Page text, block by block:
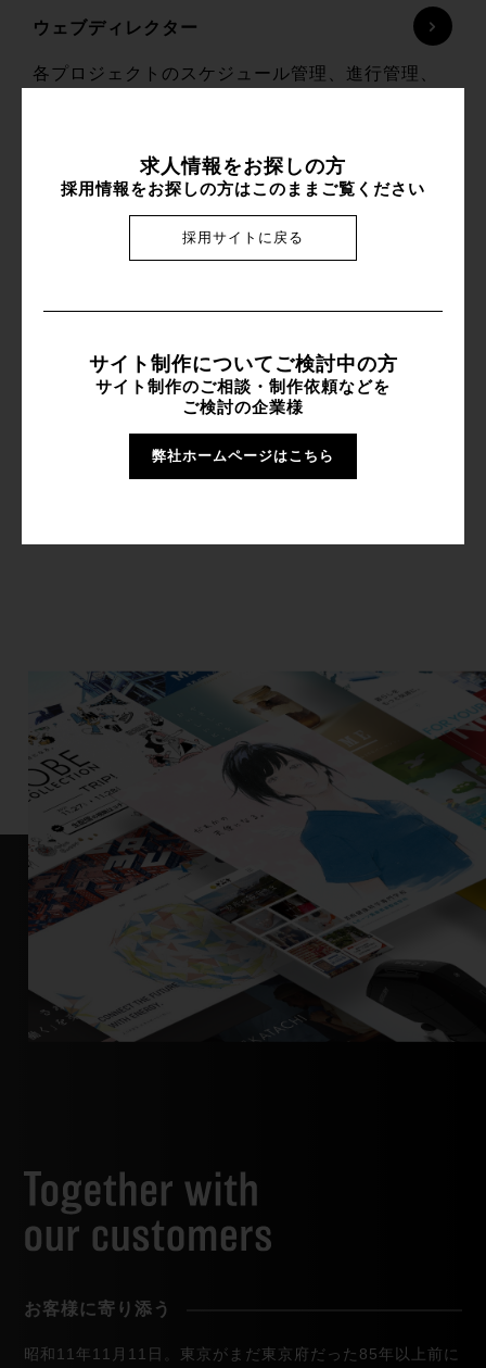
求人情報をお探しの方
採用情報をお探しの方はこのままご覧ください
採用サイトに戻る
サイト制作についてご検討中の方
サイト制作のご相談・制作依頼などを
ご検討の企業様
弊社ホームページはこちら
ウェブディレクター
各プロジェクトのスケジュール管理、進行管理、
トの目的や課題を正確に把握し、最適な企画提案
や情報設計を行うことで、プロジェクト成功へと
導く役割を担うポジションです。
様々な業種のWEBサイトのコーディング、システ
ム構築が主な仕事です。使用言語はHTML、
CSS、JavaScript、PHPで、システムは主に
WordPressで構築しています。
お客様に寄り添う
昭和11年11月11日。東京がまだ東京府だった85年以上前に